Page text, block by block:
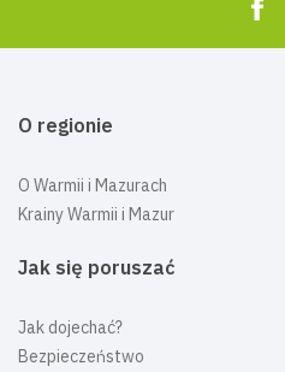
O regionie
O Warmii i Mazurach
Krainy Warmii i Mazur
Jak się poruszać
Jak dojechać?
Bezpieczeństwo